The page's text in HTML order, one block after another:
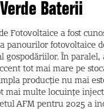
Baterii
Fotovoltaice a fost
panourilor fotovoltaice
gospodăriilor. În
tot mai mare pe
producție nu mai
mai multe locuințe
AFM pentru 2025 a